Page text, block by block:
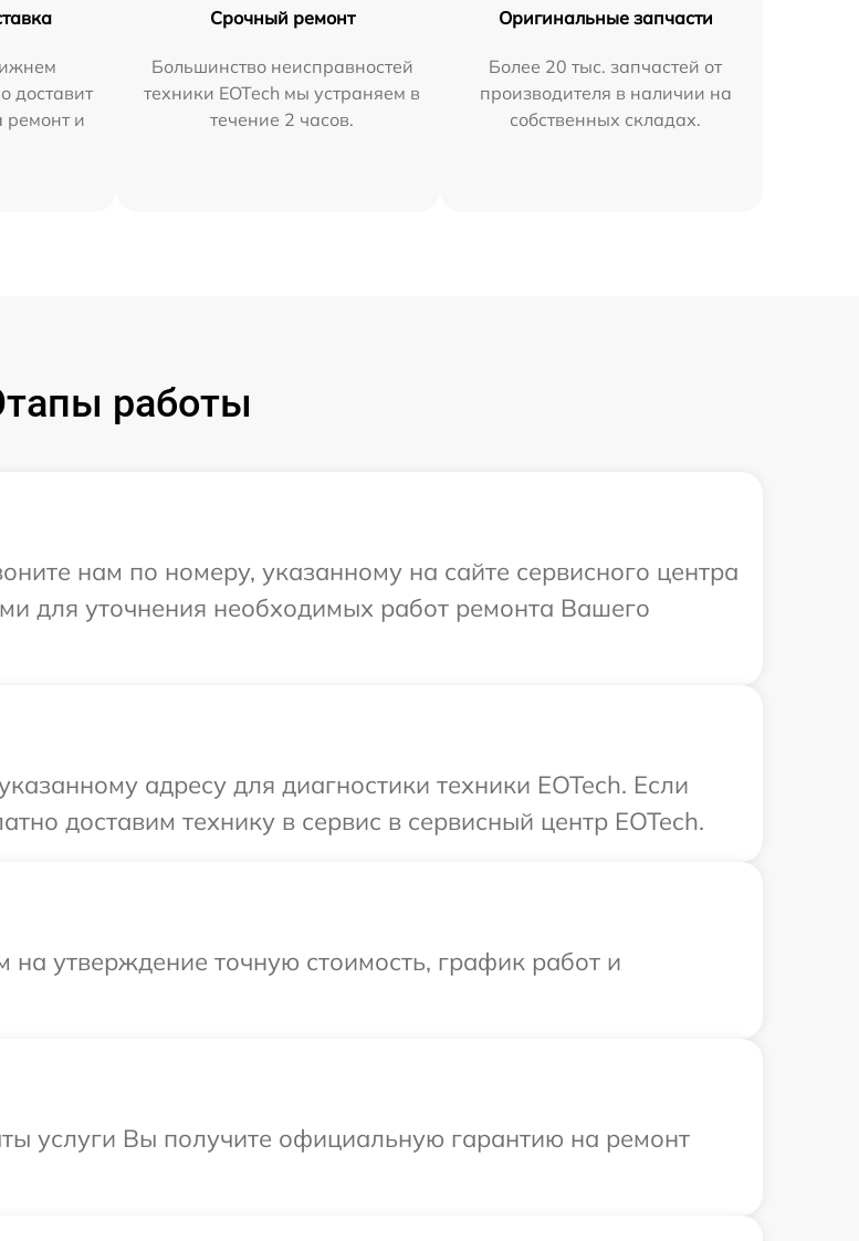
доставит
ремонт и
Срочный ремонт
Большинство неисправностей
техники EOTech мы устраняем в
течение 2 часов.
Оригинальные запчасти
Более 20 тыс. запчастей от
производителя в наличии на
собственных складах.
работы
нам по номеру, указанному на сайте сервисного центра
для уточнения необходимых работ ремонта Вашего
адресу для диагностики техники EOTech. Если
доставим технику в сервис в сервисный центр EOTech.
утверждение точную стоимость, график работ и
услуги Вы получите официальную гарантию на ремонт